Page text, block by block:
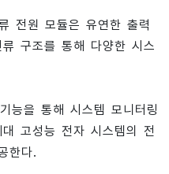
전원 모듈은 유연한 출력
구조를 통해 다양한 시스
능을 통해 시스템 모니터링
고성능 전자 시스템의 전
한다.